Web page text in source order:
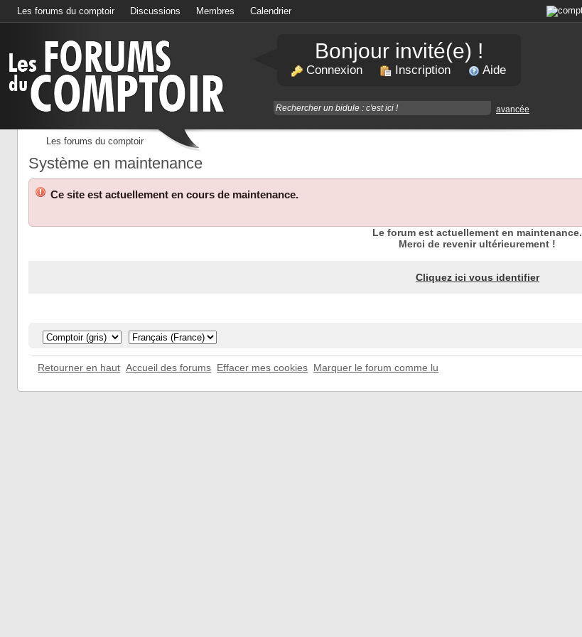
Les forums du comptoir Discussions Membres Calendrier
Bonjour invité(e) !
Connexion Inscription Aide
avancée
Les forums du comptoir
Système en maintenance
Ce site est actuellement en cours de maintenance.
Le forum est actuellement en maintenance.
Merci de revenir ultérieurement !
Cliquez ici vous identifier
Retourner en haut Accueil des forums Effacer mes cookies Marquer le forum comme lu